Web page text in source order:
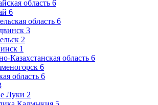
область 6
6
область 6
3
2
1
Казахстанская область 6
6
область 6
Луки 2